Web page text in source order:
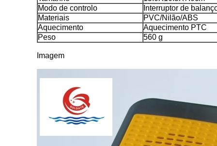
Modo de controlo
Interruptor de
Materiais
PVC/Nilão/ABS
Aquecimento
Aquecimento PTC
Peso
560 g
Imagem